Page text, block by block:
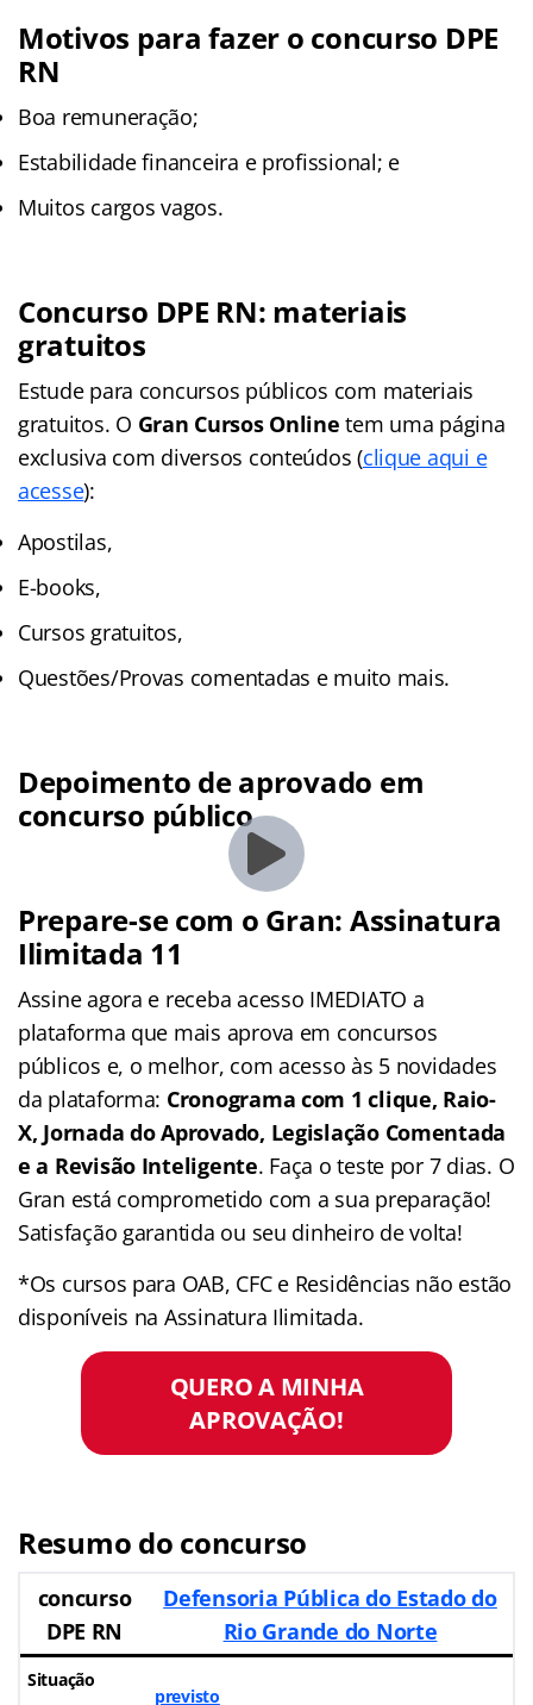
Motivos para fazer o concurso DPE
RN
Boa remuneração;
Estabilidade financeira e profissional; e
Muitos cargos vagos.
Concurso DPE RN: materiais
gratuitos
Estude para concursos públicos com materiais
gratuitos. O Gran Cursos Online tem uma página
exclusiva com diversos conteúdos (clique aqui e
acesse):
Apostilas,
E-books,
Cursos gratuitos,
Questões/Provas comentadas e muito mais.
Depoimento de aprovado em
concurso público
Prepare-se com o Gran: Assinatura
Ilimitada 11
Assine agora e receba acesso IMEDIATO a
plataforma que mais aprova em concursos
públicos e, o melhor, com acesso às 5 novidades
da plataforma: Cronograma com 1 clique, Raio-
X, Jornada do Aprovado, Legislação Comentada
e a Revisão Inteligente. Faça o teste por 7 dias. O
Gran está comprometido com a sua preparação!
Satisfação garantida ou seu dinheiro de volta!
*Os cursos para OAB, CFC e Residências não estão
disponíveis na Assinatura Ilimitada.
QUERO A MINHA
APROVAÇÃO!
Resumo do concurso
concurso
DPE RN
Defensoria Pública do Estado do
Rio Grande do Norte
Situação
previsto